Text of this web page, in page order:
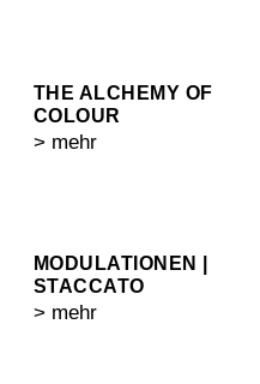
THE ALCHEMY OF
COLOUR
> mehr
MODULATIONEN |
STACCATO
> mehr